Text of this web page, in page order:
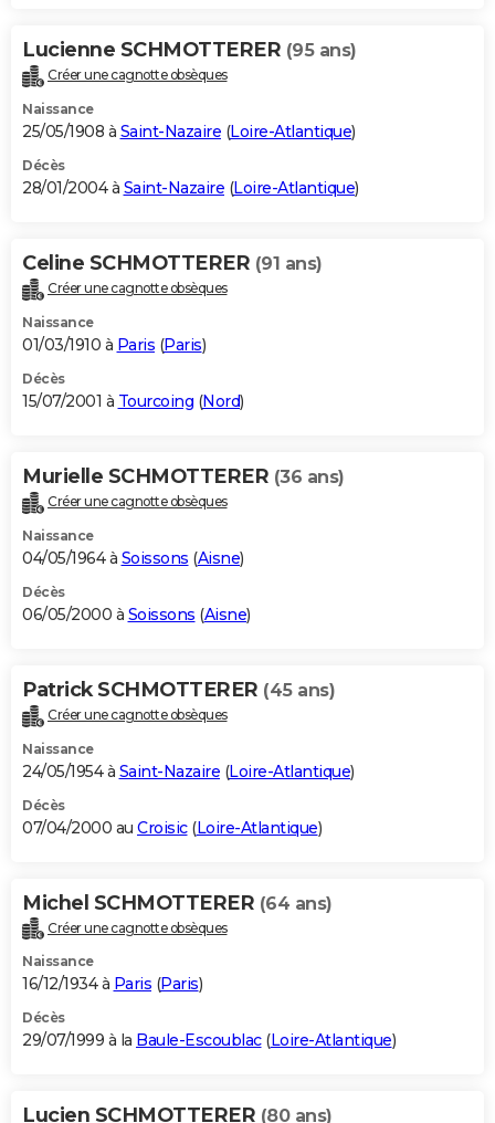
Lucienne SCHMOTTERER (95 ans)
Créer une cagnotte obsèques
Naissance
25/05/1908 à Saint-Nazaire (Loire-Atlantique)
Décès
28/01/2004 à Saint-Nazaire (Loire-Atlantique)
Celine SCHMOTTERER (91 ans)
Créer une cagnotte obsèques
Naissance
01/03/1910 à Paris (Paris)
Décès
15/07/2001 à Tourcoing (Nord)
Murielle SCHMOTTERER (36 ans)
Créer une cagnotte obsèques
Naissance
04/05/1964 à Soissons (Aisne)
Décès
06/05/2000 à Soissons (Aisne)
Patrick SCHMOTTERER (45 ans)
Créer une cagnotte obsèques
Naissance
24/05/1954 à Saint-Nazaire (Loire-Atlantique)
Décès
07/04/2000 au Croisic(Loire-Atlantique)
Michel SCHMOTTERER (64 ans)
Créer une cagnotte obsèques
Naissance
16/12/1934 à Paris (Paris)
Décès
29/07/1999 à la Baule-Escoublac(Loire-Atlantique)
Lucien SCHMOTTERER (80 ans)